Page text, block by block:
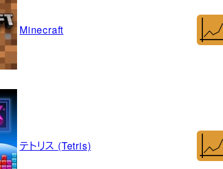
Minecraft
テトリス (Tetris)